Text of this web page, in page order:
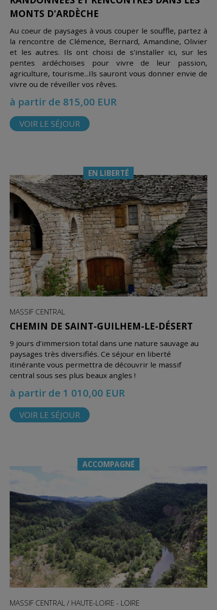
MONTS D'ARDÈCHE
Au coeur de paysages à vous couper le souffle, partez à
la rencontre de Clémence, Bernard, Amandine, Olivier
et les autres. Ils ont choisi de s'installer ici, sur les
pentes ardéchoises pour vivre de leur passion,
agriculture, tourisme...Ils sauront vous donner envie de
vivre ou de réveiller vos rêves.
à partir de 815,00 EUR
VOIR LE SÉJOUR
EN LIBERTÉ
MASSIF CENTRAL
CHEMIN DE SAINT-GUILHEM-LE-DÉSERT
9 jours d'immersion total dans une nature sauvage au
paysages très diversifiés. Ce séjour en liberté
itinérante vous permettra de découvrir le massif
central sous ses plus beaux angles !
à partir de 1 010,00 EUR
VOIR LE SÉJOUR
ACCOMPAGNÉ
MASSIF CENTRAL / HAUTE-LOIRE - LOIRE